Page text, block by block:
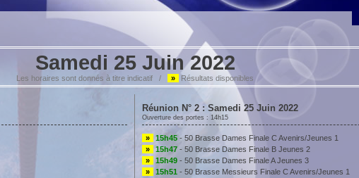
Samedi 25 Juin 2022
Les horaires sont donnés à titre indicatif / » Résultats disponibles
Réunion N° 2 : Samedi 25 Juin 2022
Ouverture des portes : 14h15
» 15h45 - 50 Brasse Dames Finale C Avenirs/Jeunes 1
»
15h47 - 50 Brasse Dames Finale B Jeunes 2
»
15h49 - 50 Brasse Dames Finale A Jeunes 3
»
15h51 - 50 Brasse Messieurs Finale C Avenirs/Jeunes 1